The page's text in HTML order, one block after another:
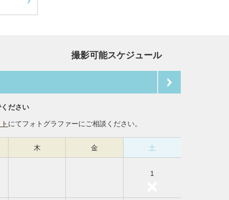
撮影可能スケジュール
ださい
にてフォトグラファーにご相談ください。
木 金 土
1